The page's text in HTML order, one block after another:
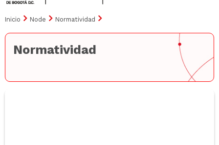
Inicio Node Normatividad
Normatividad